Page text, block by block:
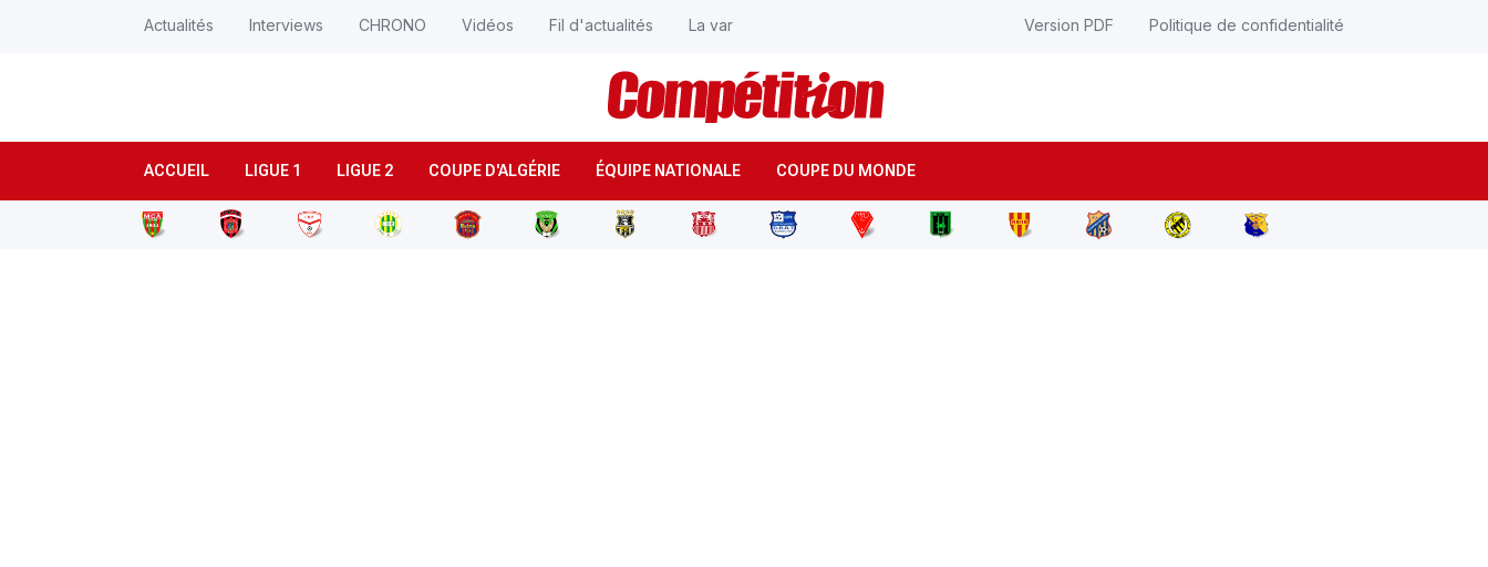
ACCUEIL LIGUE 1 LIGUE 2 COUPE D'ALGÉRIE ÉQUIPE NATIONALE COUPE DU MONDE
Actualités Interviews CHRONO Vidéos Fil d'actualités La var Version PDF Politique de confidentialité